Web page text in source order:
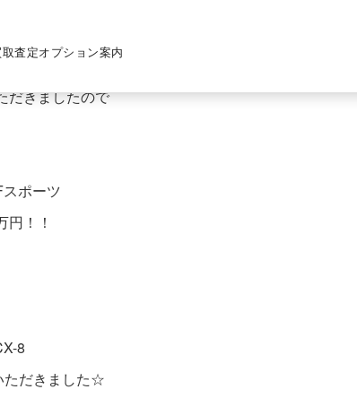
査定オプション案内
だきましたので
ポーツ
！！
8
ただきました☆